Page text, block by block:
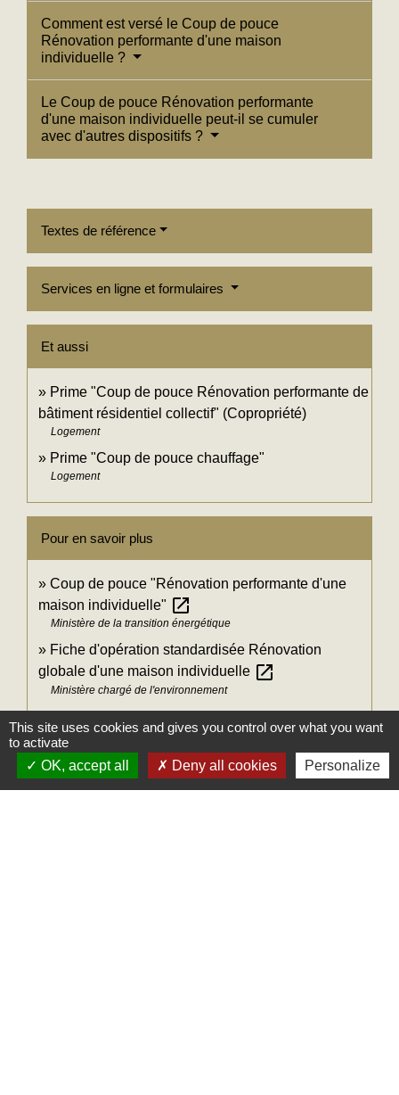
Comment est versé le Coup de pouce
Rénovation performante d'une maison
individuelle ?
Le Coup de pouce Rénovation performante
d'une maison individuelle peut-il se cumuler
avec d'autres dispositifs ?
Textes de référence
Services en ligne et formulaires
Et aussi
Prime "Coup de pouce Rénovation performante de
bâtiment résidentiel collectif" (Copropriété)
Logement
Prime "Coup de pouce chauffage"
Logement
Pour en savoir plus
Coup de pouce "Rénovation performante d'une
maison individuelle" open_in_new
Ministère de la transition énergétique
Fiche d'opération standardisée Rénovation
globale d'une maison individuelle open_in_new
Ministère chargé de l'environnement
Comment faire si...
This site uses cookies and gives you control over what you want
to activate
OK, accept all
Deny all cookies Personalize